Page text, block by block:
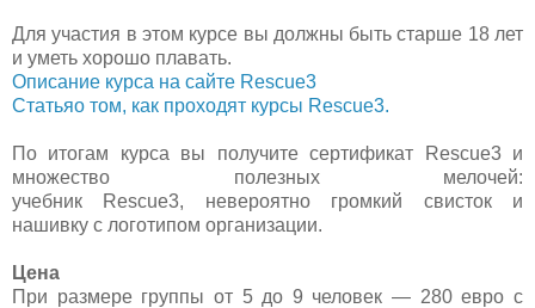
Для участия в этом курсе вы должны быть старше 18 лет
и уметь хорошо плавать.
Описание курса на сайте Rescue3
Статьяо том, как проходят курсы Rescue3.
По итогам курса вы получите сертификат Rescue3 и
множество полезных мелочей:
учебник Rescue3, невероятно громкий свисток и
нашивку с логотипом организации.
Цена
При размере группы от 5 до 9 человек — 280 евро с